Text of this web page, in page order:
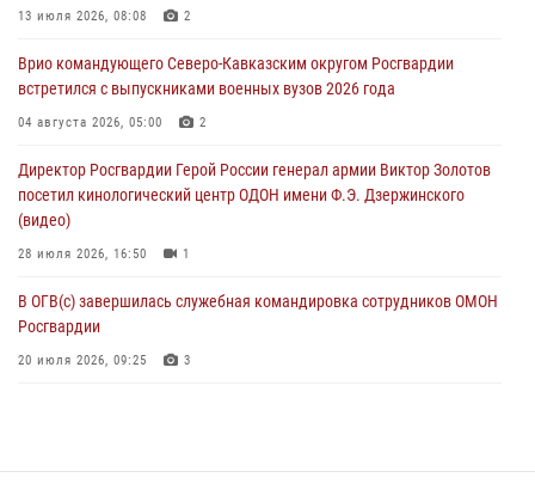
В Курске росгвардейцы провели занятие по основам
07 августа 2026, 11:33
Рэпер ST посетил раненых росгвардейцев в Главном военном
07 августа 2026, 11:18
13 июля 2026, 08:08 2
Врио командующего Северо-Кавказским округом Росгвардии
встретился с выпускниками военных вузов 2026 года
04 августа 2026, 05:00 2
Директор Росгвардии Герой России генерал армии Виктор Золотов
посетил кинологический центр ОДОН имени Ф.Э. Дзержинского
(видео)
28 июля 2026, 16:50 1
В ОГВ(с) завершилась служебная командировка сотрудников ОМОН
Росгвардии
20 июля 2026, 09:25 3